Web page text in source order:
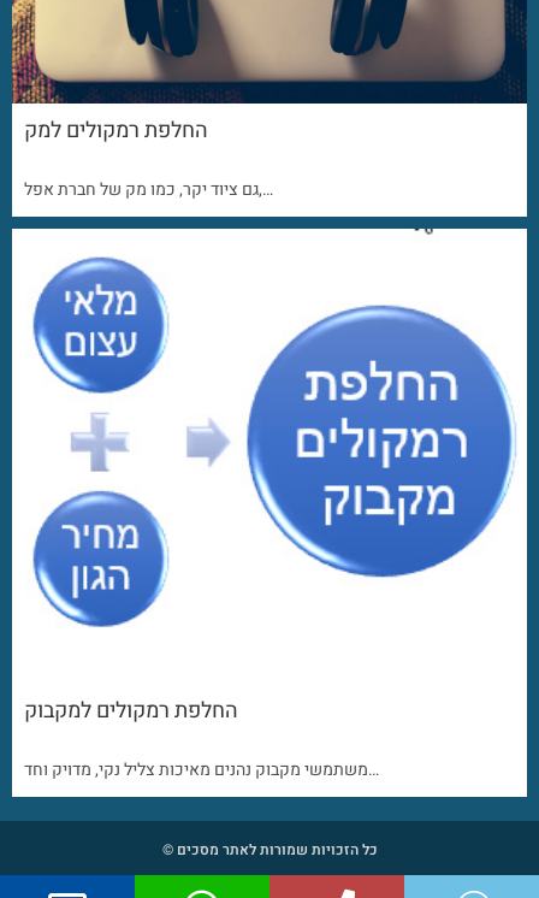
החלפת רמקולים למק
גם ציוד יקר, כמו מק של חברת אפל,…
החלפת רמקולים למקבוק
משתמשי מקבוק נהנים מאיכות צליל נקי, מדויק וחד…
כל הזכויות שמורות לאתר מסכים ©